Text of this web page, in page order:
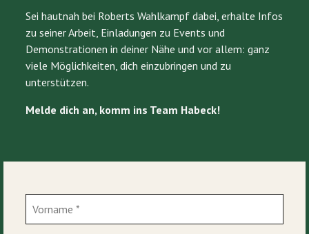
Sei hautnah bei Roberts Wahlkampf dabei, erhalte Infos
zu seiner Arbeit, Einladungen zu Events und
Demonstrationen in deiner Nähe und vor allem: ganz
viele Möglichkeiten, dich einzubringen und zu
unterstützen.
Melde dich an, komm ins Team Habeck!